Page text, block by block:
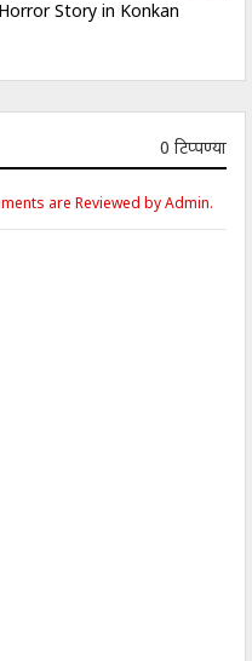
Story in Konkan
0 टिप्पण्या
are Reviewed by Admin.